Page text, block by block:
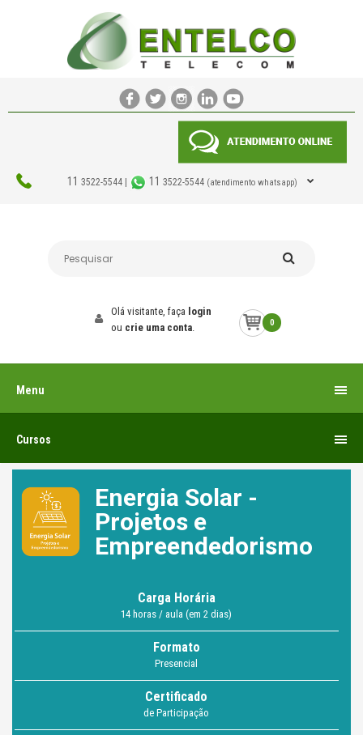
11 3522-5544 | 11 3522-5544 (atendimento whatsapp)
0
Olá visitante, faça login
ou crie uma conta.
Menu
Cursos
Energia Solar -
Projetos e
Empreendedorismo
Carga Horária
14 horas / aula (em 2 dias)
Formato
Presencial
Certificado
de Participação